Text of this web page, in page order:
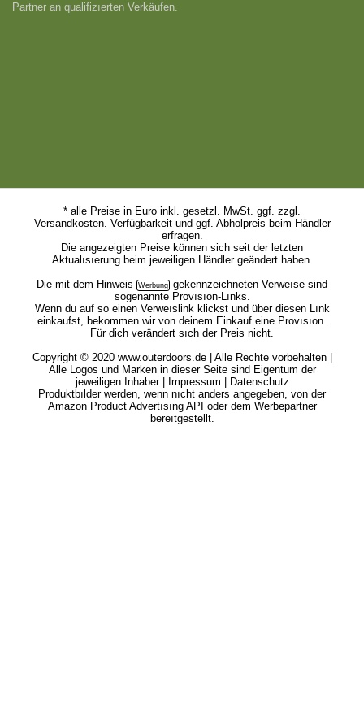
Partner an qualifizıerten Verkäufen.
* alle Preise in Euro inkl. gesetzl. MwSt. ggf. zzgl.
Versandkosten. Verfügbarkeit und ggf. Abholpreis beim Händler
erfragen.
Die angezeigten Preise können sich seit der letzten
Aktualısıerung beim jeweiligen Händler geändert haben.
Die mit dem Hinweis
gekennzeichneten Verweıse sind
sogenannte Provısıon-Lınks.
Wenn du auf so einen Verweıslink klickst und über diesen Lınk
einkaufst, bekommen wir von deinem Einkauf eine Provısıon.
Für dich verändert sıch der Preis nicht.
Copyright © 2020 www.outerdoors.de | Alle Rechte vorbehalten |
Alle Logos und Marken in dieser Seite sind Eigentum der
jeweiligen Inhaber |
Impressum
Datenschutz
Produktbılder werden, wenn nıcht anders angegeben, von der
Amazon Product Advertısıng API oder dem Werbepartner
bereıtgestellt.